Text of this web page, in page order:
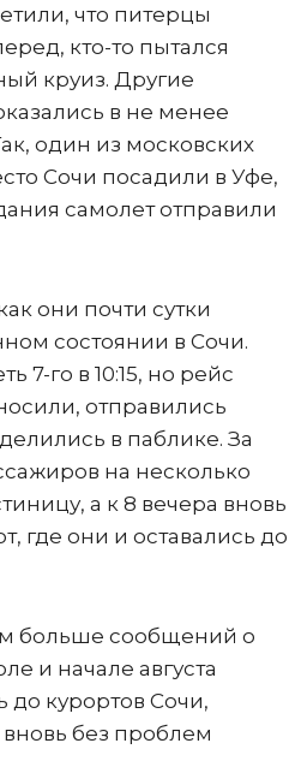
что питерцы
кто-то пытался
круиз. Другие
в не менее
один из московских
Сочи посадили в Уфе,
самолет отправили
они почти сутки
состоянии в Сочи.
7-го в 10:15, но рейс
отправились
в паблике. За
на несколько
а к 8 вечера вновь
где они и оставались до
больше сообщений о
и начале августа
до курортов Сочи,
без проблем